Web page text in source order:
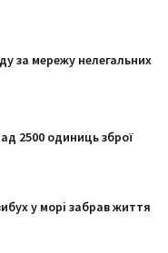
за мережу нелегальних
2500 одиниць зброї
у морі забрав життя